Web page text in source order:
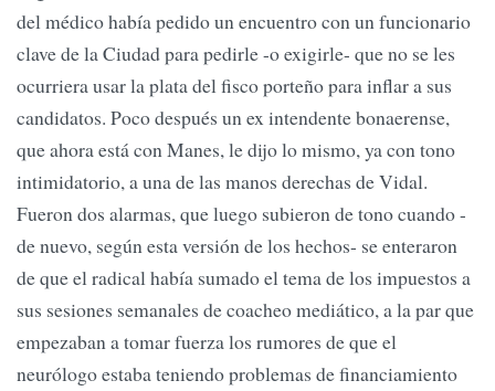
del médico había pedido un encuentro con un funcionario
clave de la Ciudad para pedirle -o exigirle- que no se les
ocurriera usar la plata del fisco porteño para inflar a sus
candidatos. Poco después un ex intendente bonaerense,
que ahora está con Manes, le dijo lo mismo, ya con tono
intimidatorio, a una de las manos derechas de Vidal.
Fueron dos alarmas, que luego subieron de tono cuando -
de nuevo, según esta versión de los hechos- se enteraron
de que el radical había sumado el tema de los impuestos a
sus sesiones semanales de coacheo mediático, a la par que
empezaban a tomar fuerza los rumores de que el
neurólogo estaba teniendo problemas de financiamiento